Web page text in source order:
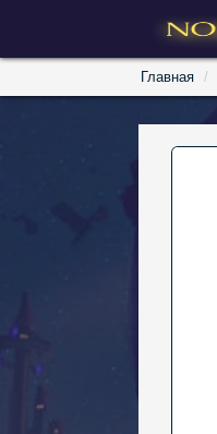
Главная